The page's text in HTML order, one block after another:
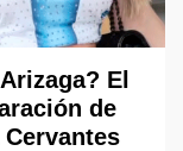
El
de